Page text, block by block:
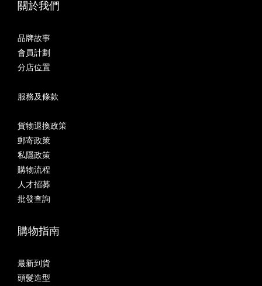
關於我們
品牌故事
會員計劃
分店位置
服務及條款
貨物退換政策
郵寄政策
私隱政策
購物流程
人才招募
批發查詢
購物指南
最新到貨
頭髮造型